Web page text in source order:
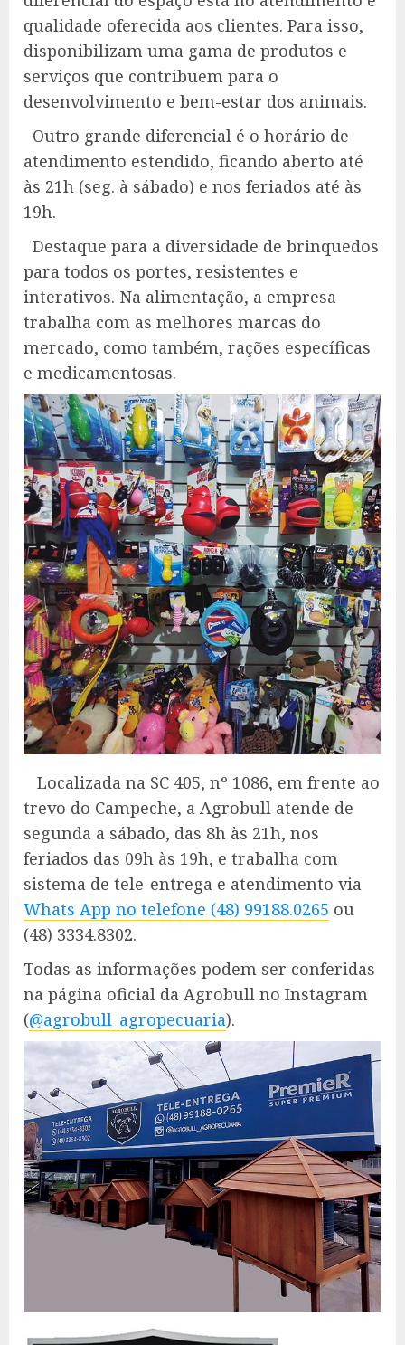
qualidade oferecida aos clientes. Para isso,
disponibilizam uma gama de produtos e
serviços que contribuem para o
desenvolvimento e bem-estar dos animais.
Outro grande diferencial é o horário de
atendimento estendido, ficando aberto até
às 21h (seg. à sábado) e nos feriados até às
19h.
Destaque para a diversidade de brinquedos
para todos os portes, resistentes e
interativos. Na alimentação, a empresa
trabalha com as melhores marcas do
mercado, como também, rações específicas
e medicamentosas.
Localizada na SC 405, nº 1086, em frente ao
trevo do Campeche, a Agrobull atende de
segunda a sábado, das 8h às 21h, nos
feriados das 09h às 19h, e trabalha com
sistema de tele-entrega e atendimento via
Whats App no telefone (48) 99188.0265 ou
(48) 3334.8302.
Todas as informações podem ser conferidas
na página oficial da Agrobull no Instagram
(@agrobull_agropecuaria).